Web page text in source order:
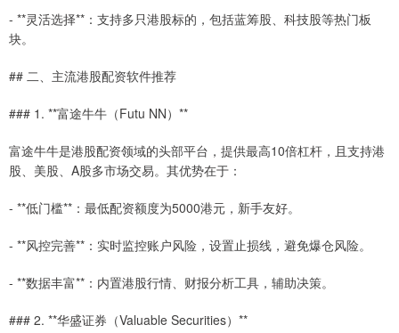
- **灵活选择**：支持多只港股标的，包括蓝筹股、科技股等热门板
块。
## 二、主流港股配资软件推荐
### 1. **富途牛牛（Futu NN）**
富途牛牛是港股配资领域的头部平台，提供最高10倍杠杆，且支持港
股、美股、A股多市场交易。其优势在于：
- **低门槛**：最低配资额度为5000港元，新手友好。
- **风控完善**：实时监控账户风险，设置止损线，避免爆仓风险。
- **数据丰富**：内置港股行情、财报分析工具，辅助决策。
### 2. **华盛证券（Valuable Securities）**